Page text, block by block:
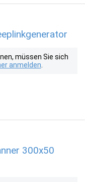
müssen Sie sich
anmelden
300x50